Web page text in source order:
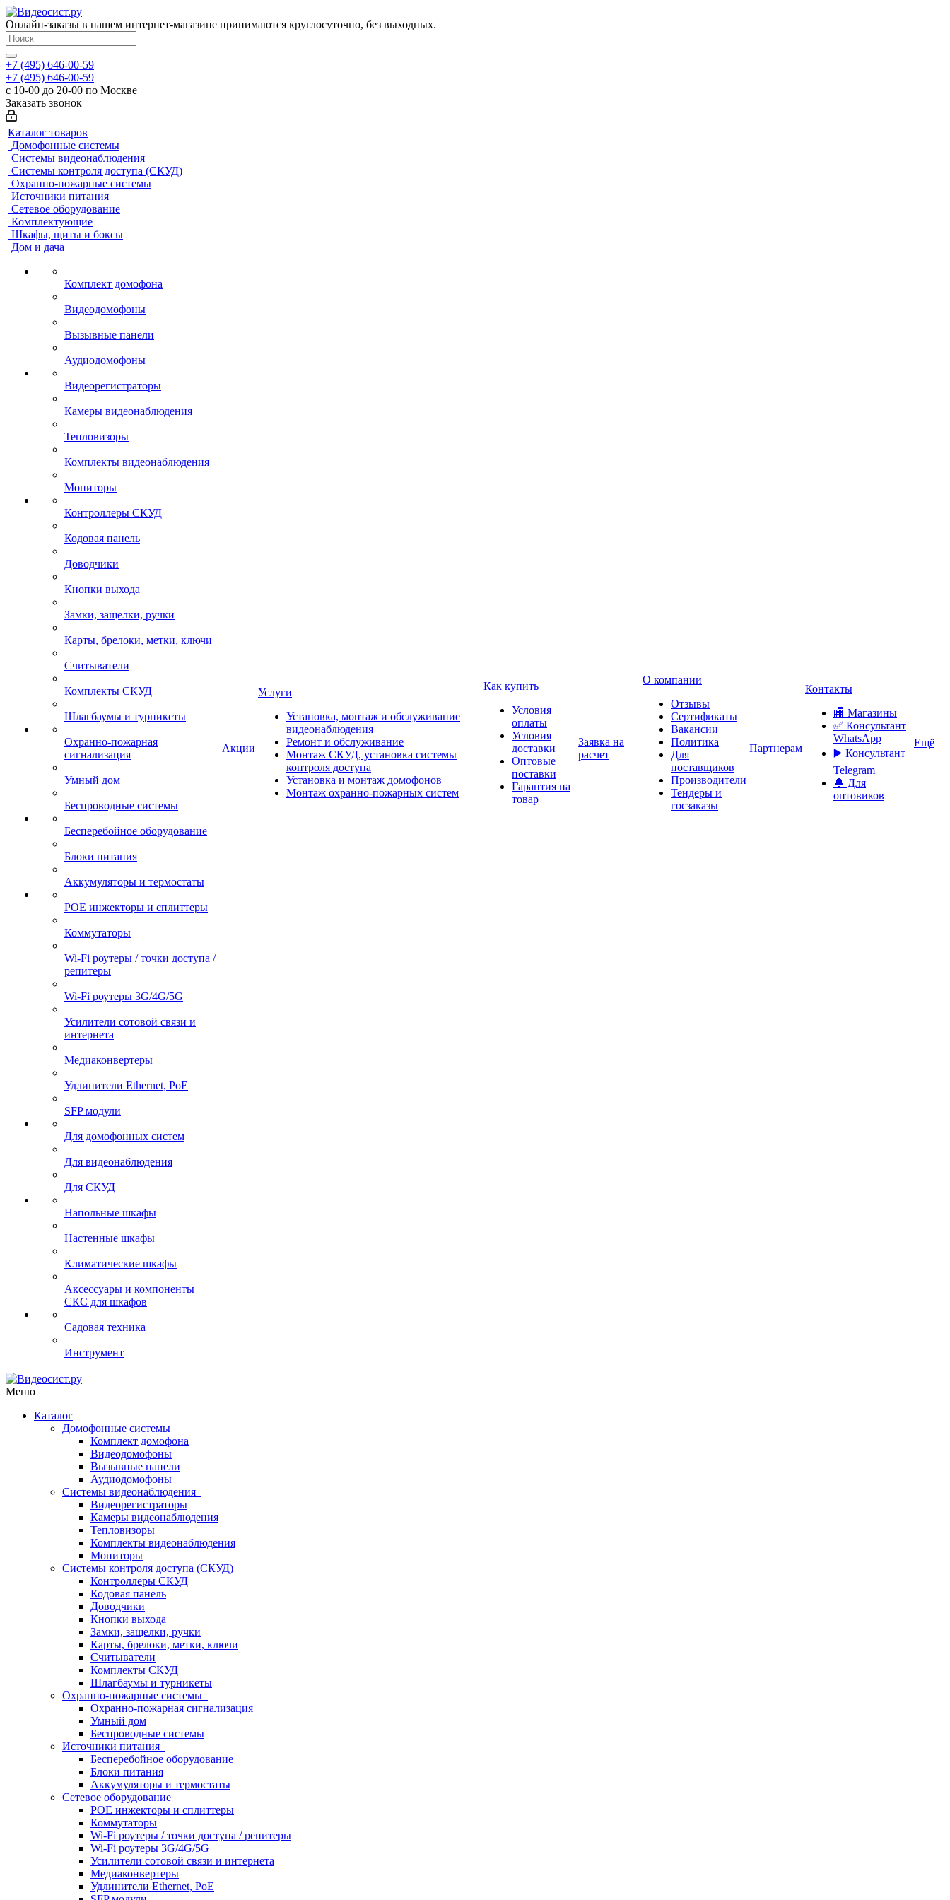
Онлайн-заказы в нашем интернет-магазине принимаются круглосуточно, без выходных.
+7 (495) 646-00-59
+7 (495) 646-00-59
с 10-00 до 20-00 по Москве
Заказать звонок
Каталог товаров
Домофонные системы
Системы видеонаблюдения
Системы контроля доступа (СКУД)
Охранно-пожарные системы
Источники питания
Сетевое оборудование
Комплектующие
Шкафы, щиты и боксы
Дом и дача
Комплект домофона
Видеодомофоны
Вызывные панели
Аудиодомофоны
Видеорегистраторы
Камеры видеонаблюдения
Тепловизоры
Комплекты видеонаблюдения
Мониторы
Контроллеры СКУД
Кодовая панель
Доводчики
Кнопки выхода
Замки, защелки, ручки
Карты, брелоки, метки, ключи
Считыватели
Комплекты СКУД
Шлагбаумы и турникеты
Охранно-пожарная
сигнализация
Умный дом
Беспроводные системы
Бесперебойное оборудование
Блоки питания
Аккумуляторы и термостаты
POE инжекторы и сплиттеры
Коммутаторы
Wi-Fi роутеры / точки доступа /
репитеры
Wi-Fi роутеры 3G/4G/5G
Усилители сотовой связи и
интернета
Медиаконвертеры
Удлинители Ethernet, PoE
SFP модули
Для домофонных систем
Для видеонаблюдения
Для СКУД
Напольные шкафы
Настенные шкафы
Климатические шкафы
Аксессуары и компоненты
СКС для шкафов
Садовая техника
Инструмент
Акции
Услуги
Установка, монтаж и обслуживание
видеонаблюдения
Ремонт и обслуживание
Монтаж СКУД, установка системы
контроля доступа
Установка и монтаж домофонов
Монтаж охранно-пожарных систем
Как купить
Условия
оплаты
Условия
доставки
Оптовые
поставки
Гарантия на
товар
Заявка на
расчет
О компании
Отзывы
Сертификаты
Вакансии
Политика
Для
поставщиков
Производители
Тендеры и
госзаказы
Партнерам
Контакты
🏬 Магазины
✅️ Консультант
WhatsApp
▶️ Консультант
Telegram
🔔 Для
оптовиков
Ещё
Меню
Каталог
Домофонные системы
Комплект домофона
Видеодомофоны
Вызывные панели
Аудиодомофоны
Системы видеонаблюдения
Видеорегистраторы
Камеры видеонаблюдения
Тепловизоры
Комплекты видеонаблюдения
Мониторы
Системы контроля доступа (СКУД)
Контроллеры СКУД
Кодовая панель
Доводчики
Кнопки выхода
Замки, защелки, ручки
Карты, брелоки, метки, ключи
Считыватели
Комплекты СКУД
Шлагбаумы и турникеты
Охранно-пожарные системы
Охранно-пожарная сигнализация
Умный дом
Беспроводные системы
Источники питания
Бесперебойное оборудование
Блоки питания
Аккумуляторы и термостаты
Сетевое оборудование
POE инжекторы и сплиттеры
Коммутаторы
Wi-Fi роутеры / точки доступа / репитеры
Wi-Fi роутеры 3G/4G/5G
Усилители сотовой связи и интернета
Медиаконвертеры
Удлинители Ethernet, PoE